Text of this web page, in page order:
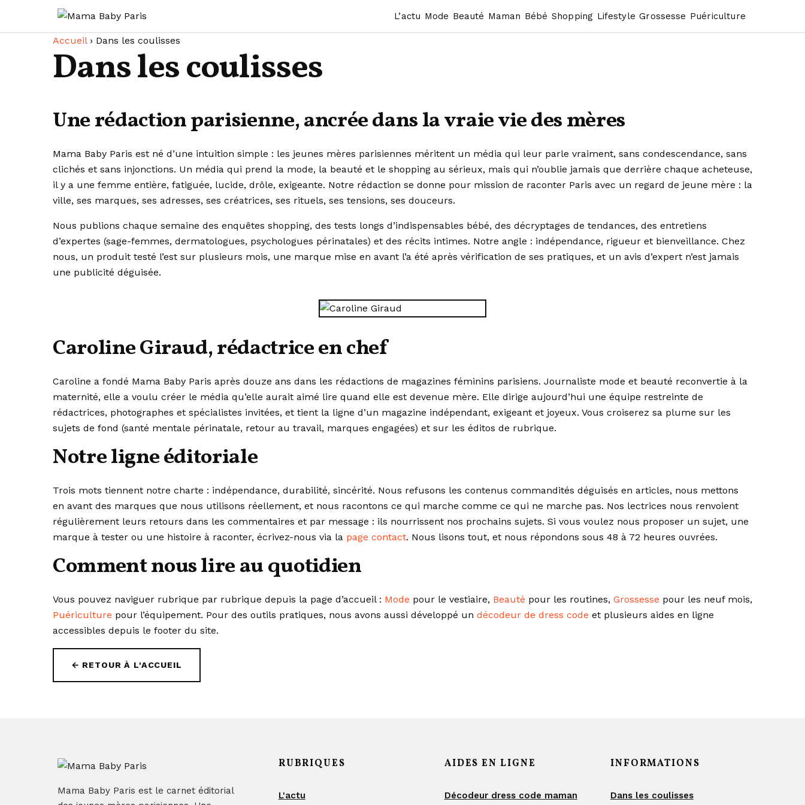
Aller au contenu
L’actu Mode Beauté Maman Bébé Shopping Lifestyle Grossesse Puériculture
Accueil › Dans les coulisses
Dans les coulisses
Une rédaction parisienne, ancrée dans la vraie vie des mères
Mama Baby Paris est né d’une intuition simple : les jeunes mères parisiennes méritent un média qui leur parle vraiment, sans condescendance, sans
clichés et sans injonctions. Un média qui prend la mode, la beauté et le shopping au sérieux, mais qui n’oublie jamais que derrière chaque acheteuse,
il y a une femme entière, fatiguée, lucide, drôle, exigeante. Notre rédaction se donne pour mission de raconter Paris avec un regard de jeune mère : la
ville, ses marques, ses adresses, ses créatrices, ses rituels, ses tensions, ses douceurs.
Nous publions chaque semaine des enquêtes shopping, des tests longs d’indispensables bébé, des décryptages de tendances, des entretiens
d’expertes (sage-femmes, dermatologues, psychologues périnatales) et des récits intimes. Notre angle : indépendance, rigueur et bienveillance. Chez
nous, un produit testé l’est sur plusieurs mois, une marque mise en avant l’a été après vérification de ses pratiques, et un avis d’expert n’est jamais
une publicité déguisée.
Caroline Giraud, rédactrice en chef
Caroline a fondé Mama Baby Paris après douze ans dans les rédactions de magazines féminins parisiens. Journaliste mode et beauté reconvertie à la
maternité, elle a voulu créer le média qu’elle aurait aimé lire quand elle est devenue mère. Elle dirige aujourd’hui une équipe restreinte de
rédactrices, photographes et spécialistes invitées, et tient la ligne d’un magazine indépendant, exigeant et joyeux. Vous croiserez sa plume sur les
sujets de fond (santé mentale périnatale, retour au travail, marques engagées) et sur les éditos de rubrique.
Notre ligne éditoriale
Trois mots tiennent notre charte : indépendance, durabilité, sincérité. Nous refusons les contenus commandités déguisés en articles, nous mettons
en avant des marques que nous utilisons réellement, et nous racontons ce qui marche comme ce qui ne marche pas. Nos lectrices nous renvoient
régulièrement leurs retours dans les commentaires et par message : ils nourrissent nos prochains sujets. Si vous voulez nous proposer un sujet, une
marque à tester ou une histoire à raconter, écrivez-nous via la page contact. Nous lisons tout, et nous répondons sous 48 à 72 heures ouvrées.
Comment nous lire au quotidien
Vous pouvez naviguer rubrique par rubrique depuis la page d’accueil : Mode pour le vestiaire, Beauté pour les routines, Grossesse pour les neuf mois,
Puériculture pour l’équipement. Pour des outils pratiques, nous avons aussi développé un décodeur de dress code et plusieurs aides en ligne
accessibles depuis le footer du site.
← RETOUR À L'ACCUEIL
Mama Baby Paris est le carnet éditorial
RUBRIQUES
L'actu
AIDES EN LIGNE
Décodeur dress code maman
INFORMATIONS
Dans les coulisses